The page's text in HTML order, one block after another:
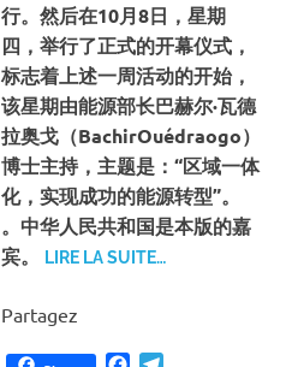
行。 然后在10月8日，星期
四，举行了正式的开幕仪式，
标志着上述一周活动的开始，
该星期由能源部长巴赫尔·瓦德
拉奥戈（BachirOuédraogo）
博士主持，主题是：“区域一体
化，实现成功的能源转型”。
。 中华人民共和国是本版的嘉
宾。
LIRE LA SUITE…
Partagez